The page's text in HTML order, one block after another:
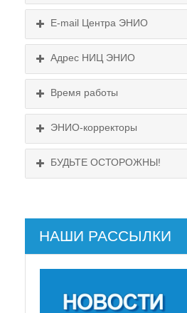
Схема проезда
Выходные:
Схема проезда
Выходные:
E-mail Центра ЭНИО
Адрес НИЦ ЭНИО
Время работы
ЭНИО-корректоры
БУДЬТЕ ОСТОРОЖНЫ!
НАШИ РАССЫЛКИ